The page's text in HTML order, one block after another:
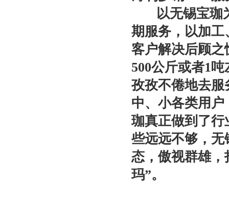
以无锡宝珈为
期服务，以加工
客户解决后顾
500公斤或者1
孜孜不倦地去
中、小各类用
珈真正做到了行
些远远不够，
态，傲视群雄，
玛”。